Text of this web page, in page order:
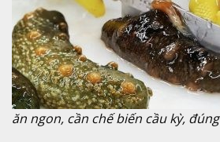
ăn ngon, cần chế biến cầu kỳ,